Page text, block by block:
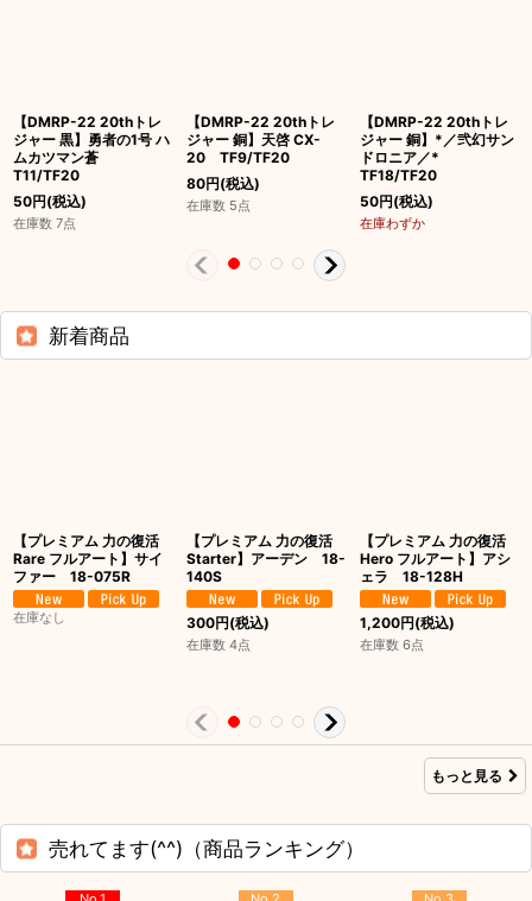
【DMRP-22 20thトレ
ジャー 黒】勇者の1号 ハ
ムカツマン蒼
T11/TF20
50円(税込)
在庫数 7点
【DMRP-22 20thトレ
ジャー 銅】天啓 CX-
20 TF9/TF20
80円(税込)
在庫数 5点
【DMRP-22 20thトレ
ジャー 銅】*／弐幻サン
ドロニア／*
TF18/TF20
50円(税込)
在庫わずか
新着商品
【プレミアム 力の復活
Rare フルアート】サイ
ファー 18-075R
在庫なし
【プレミアム 力の復活
Starter】アーデン 18-
140S
300円(税込)
在庫数 4点
【プレミアム 力の復活
Hero フルアート】アシ
ェラ 18-128H
1,200円(税込)
在庫数 6点
もっと見る
売れてます(^^)（商品ランキング）